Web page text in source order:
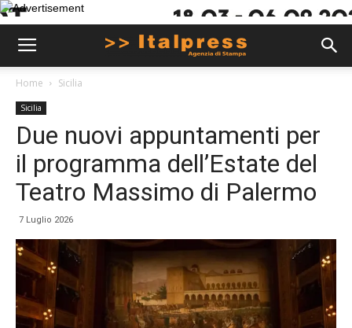
Home Sicilia
Sicilia
Due nuovi appuntamenti per
il programma dell’Estate del
Teatro Massimo di Palermo
7 Luglio 2026